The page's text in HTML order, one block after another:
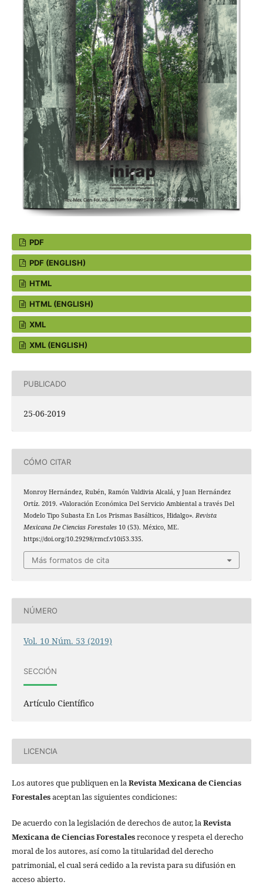
PDF
PDF (ENGLISH)
HTML
HTML (ENGLISH)
XML
XML (ENGLISH)
PUBLICADO
25-06-2019
CÓMO CITAR
Monroy Hernández, Rubén, Ramón Valdivia Alcalá, y Juan Hernández
Ortíz. 2019. «Valoración Económica Del Servicio Ambiental a través Del
Modelo Tipo Subasta En Los Prismas Basálticos, Hidalgo». Revista
Mexicana De Ciencias Forestales10 (53). México, ME.
https://doi.org/10.29298/rmcf.v10i53.335.
Más formatos de cita
NÚMERO
Vol. 10 Núm. 53 (2019)
SECCIÓN
Artículo Científico
LICENCIA
Los autores que publiquen en laRevista Mexicana de Ciencias
Forestalesaceptan las siguientes condiciones:
De acuerdo con la legislación de derechos de autor, laRevista
Mexicana de Ciencias Forestalesreconoce y respeta el derecho
moral de los autores, así como la titularidad del derecho
patrimonial, el cual será cedido a la revista para su difusión en
acceso abierto.